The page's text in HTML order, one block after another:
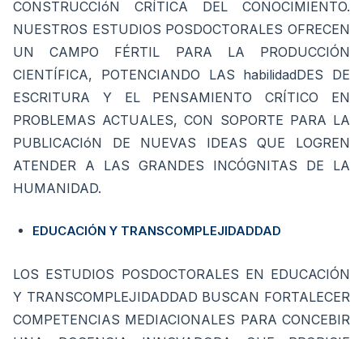
CONSTRUCCIóN CRÍTICA DEL CONOCIMIENTO.
NUESTROS ESTUDIOS POSDOCTORALES OFRECEN
UN CAMPO FÉRTIL PARA LA PRODUCCIÓN
CIENTÍFICA, POTENCIANDO LAS habilidadDES DE
ESCRITURA Y EL PENSAMIENTO CRÍTICO EN
PROBLEMAS ACTUALES, CON SOPORTE PARA LA
PUBLICACIóN DE NUEVAS IDEAS QUE LOGREN
ATENDER A LAS GRANDES INCÓGNITAS DE LA
HUMANIDAD.
EDUCACIÓN Y TRANSCOMPLEJIDADDAD
LOS ESTUDIOS POSDOCTORALES EN EDUCACIÓN
Y TRANSCOMPLEJIDADDAD BUSCAN FORTALECER
COMPETENCIAS MEDIACIONALES PARA CONCEBIR